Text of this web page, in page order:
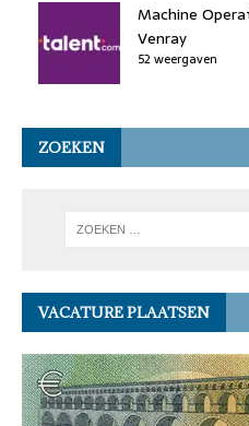
Machine
Venray
52 weergaven
ZOEKEN
VACATURE PLAATSEN